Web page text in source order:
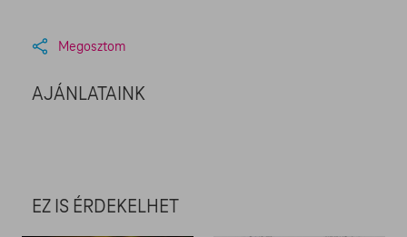
Megosztom
AJÁNLATAINK
EZ IS ÉRDEKELHET